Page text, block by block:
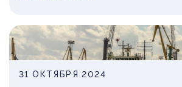
затрат.
31 ОКТЯБРЯ 2024